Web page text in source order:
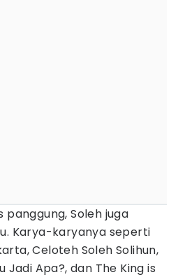
panggung, Soleh juga
Karya-karyanya seperti
Celoteh Soleh Solihun,
Jadi Apa?, dan The King is